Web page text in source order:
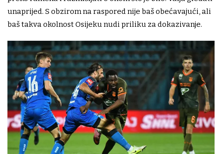
unaprijed. S obzirom na raspored nije baš obećavajući, ali
baš takva okolnost Osijeku nudi priliku za dokazivanje.